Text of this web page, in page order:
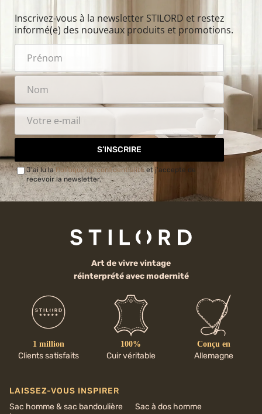
Inscrivez-vous à la newsletter STILORD et restez
informé(e) des nouveaux produits et promotions.
S’INSCRIRE
J'ai lu laPolitique de confidentialitéet j'accepte de
recevoir la newsletter.
Art de vivre vintage
réinterprété avec modernité
1 million
Clients satisfaits
100%
Cuir véritable
Conçu en
Allemagne
LAISSEZ-VOUS INSPIRER
Sac homme & sac bandoulière
Sac à dos homme